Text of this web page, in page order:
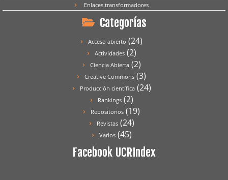
Enlaces transformadores
Categorías
Acceso abierto (24)
Actividades(2)
Ciencia Abierta(2)
Creative Commons (3)
Producción científica(24)
Rankings(2)
Repositorios (19)
Revistas(24)
Varios(45)
Facebook UCRIndex